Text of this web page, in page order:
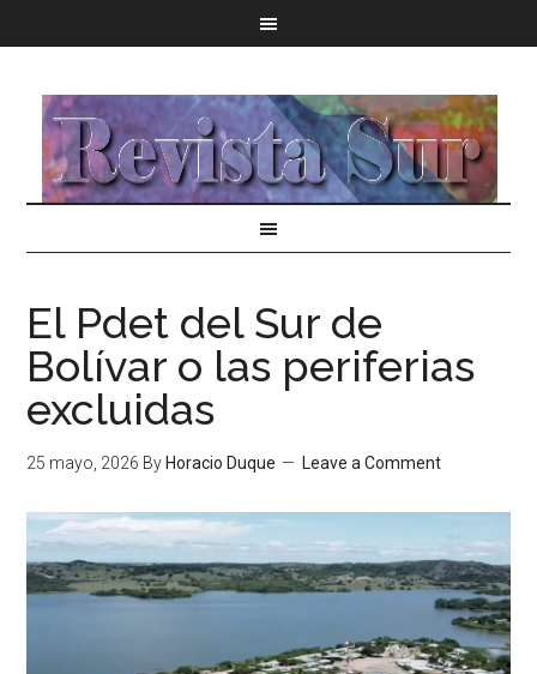
El Pdet del Sur de
Bolívar o las periferias
excluidas
25 mayo, 2026 By Horacio Duque Leave a Comment